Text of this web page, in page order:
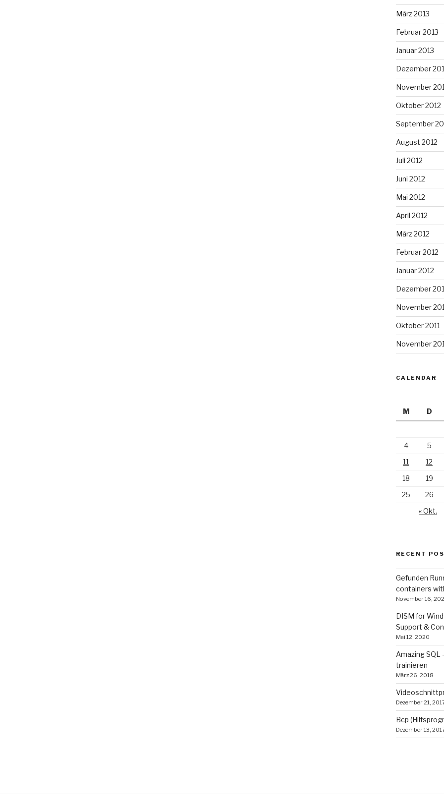
März 2013
Februar 2013
Januar 2013
Dezember
November
Oktober 2012
September
August 2012
Juli 2012
Juni 2012
Mai 2012
April 2012
März 2012
Februar 2012
Januar 2012
Dezember
November
Oktober 2011
November
CALENDAR
M
D
4
5
11
12
18
19
25
26
« Okt.
RECENT
Gefunden
containers
November 16,
DISM for
Support &
Mai 12, 2020
Amazing SQL
trainieren
März 26, 2018
Dezember 21,
Bcp
Dezember 13,